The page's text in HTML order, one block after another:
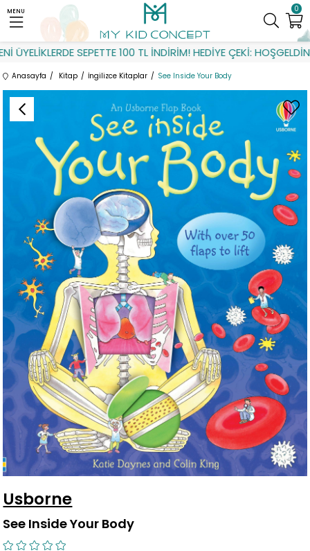
SEPETTE 100 TL İNDİRİM! HEDİYE ÇEKİ: HOŞGELDİN
0
MENU
Anasayfa Kitap İngilizce Kitaplar See Inside Your Body
Usborne
See Inside Your Body